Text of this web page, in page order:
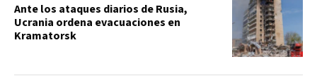
Ante los ataques diarios de Rusia,
Ucrania ordena evacuaciones en
Kramatorsk